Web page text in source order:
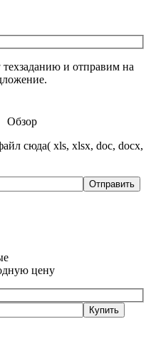
и отправим на
Обзор
сюда( xls, xlsx, doc, docx,
цену